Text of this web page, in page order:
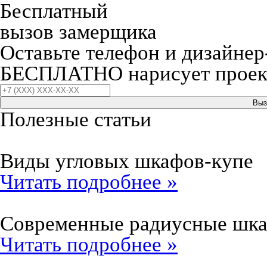
Бесплатный
вызов замерщика
Оставьте телефон и
БЕСПЛАТНО нарисует
Полезные статьи
Виды угловых шкафов-купе
Читать подробнее »
Современные радиусные
Читать подробнее »